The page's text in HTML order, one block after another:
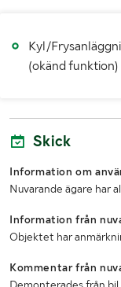
Lasthjälp med
Kyl/
(okänd funktion)
Skick
Information om
Nuvarande ägare har
Information från
Objektet har
Kommentar från